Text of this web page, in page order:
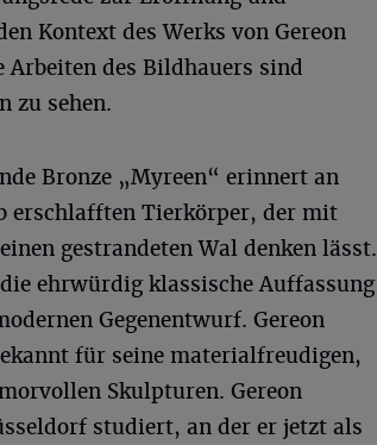
Kontext des Werks von Gereon
Arbeiten des Bildhauers sind
zu sehen.
Bronze „Myreen“ erinnert an
erschlafften Tierkörper, der mit
gestrandeten Wal denken lässt.
ehrwürdig klassische Auffassung
Gegenentwurf. Gereon
für seine materialfreudigen,
Skulpturen. Gereon
studiert, an der er jetzt als